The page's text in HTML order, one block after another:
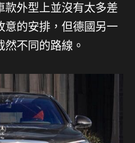
款外型上並沒有太多差
意的安排，但德國另一
不同的路線。